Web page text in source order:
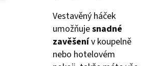
Vestavěný háček
umožňujesnadné
zavěšenív koupelně
nebo hotelovém